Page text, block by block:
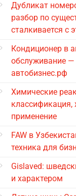
Дубликат
разбор по
сталкивается с
Кондиционер в
обслуживание —
автобизнес.рф
Химические
классификация,
применение
FAW в
техника для
Gislaved:
и характером